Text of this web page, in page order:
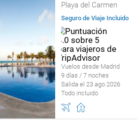
Playa del Carmen
Seguro de Viaje Incluido
Vuelos desde Madrid
9 días / 7 noches
Salida el 23 ago 2026
Todo incluido